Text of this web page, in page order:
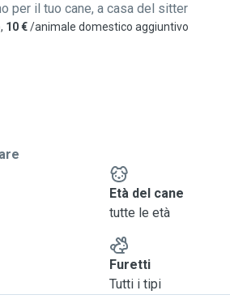
per il tuo cane, a casa del sitter
10 €/animale domestico aggiuntivo
Età del cane
tutte le età
Furetti
Tutti i tipi